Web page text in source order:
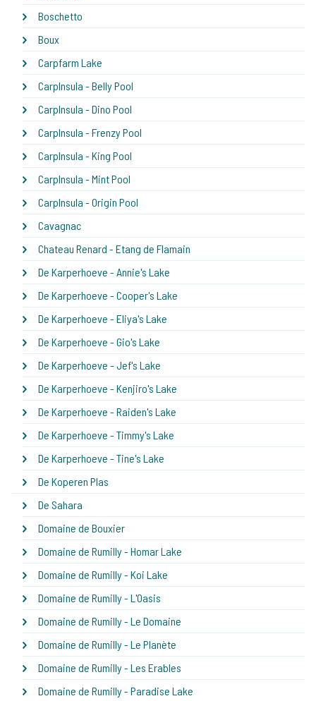
Boschetto
Boux
Carpfarm Lake
CarpInsula - Belly Pool
CarpInsula - Dino Pool
CarpInsula - Frenzy Pool
CarpInsula - King Pool
CarpInsula - Mint Pool
CarpInsula - Origin Pool
Cavagnac
Chateau Renard - Etang de Flamain
De Karperhoeve - Annie's Lake
De Karperhoeve - Cooper's Lake
De Karperhoeve - Eliya's Lake
De Karperhoeve - Gio's Lake
De Karperhoeve - Jef's Lake
De Karperhoeve - Kenjiro's Lake
De Karperhoeve - Raiden's Lake
De Karperhoeve - Timmy's Lake
De Karperhoeve - Tine's Lake
De Koperen Plas
De Sahara
Domaine de Bouxier
Domaine de Rumilly - Homar Lake
Domaine de Rumilly - Koi Lake
Domaine de Rumilly - L'Oasis
Domaine de Rumilly - Le Domaine
Domaine de Rumilly - Le Planète
Domaine de Rumilly - Les Erables
Domaine de Rumilly - Paradise Lake